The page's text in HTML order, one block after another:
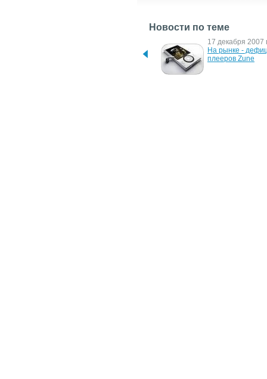
Новости по теме
Новый сенсорный плеер
17 декабря 2007
На рынке -
плееров Zune